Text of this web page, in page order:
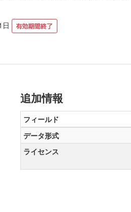
追加情報
フィールド
データ形式
ライセンス